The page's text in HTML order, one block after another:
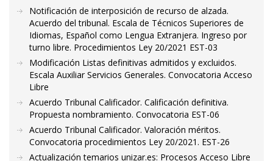
Notificación de interposición de recurso de alzada.
Acuerdo del tribunal. Escala de Técnicos Superiores de
Idiomas, Español como Lengua Extranjera. Ingreso por
turno libre. Procedimientos Ley 20/2021 EST-03
Modificación Listas definitivas admitidos y excluidos.
Escala Auxiliar Servicios Generales. Convocatoria Acceso
Libre
Acuerdo Tribunal Calificador. Calificación definitiva.
Propuesta nombramiento. Convocatoria EST-06
Acuerdo Tribunal Calificador. Valoración méritos.
Convocatoria procedimientos Ley 20/2021. EST-26
Actualización temarios unizar.es: Procesos Acceso Libre